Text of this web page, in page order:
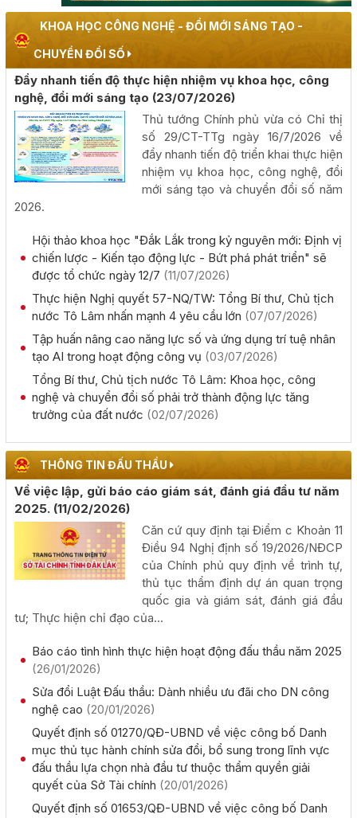
Giới thiệu thông tin về 17 khu đất đấu giá quyền sử dụng
đất trên địa bàn tỉnh Đắk Lắk
(28/07/2026, 00:00)
Thông báo về việc tiếp nhận hồ sơ đề nghị chấp thuận
chủ trương đầu tư dự án: Nhà máy sản xuất viên nén gỗ
xuất khẩu và chế biến lâm sản - Thành Châu Đắk Lắk
(27/07/2026, 00:00)
Đắk Lắk họp báo công bố 17 hoạt động đặc sắc của Lễ
hội Sầu riêng năm 2026
(06/08/2026, 00:00)
Tập huấn diễn tập khu vực phòng thủ kết hợp phòng
thủ dân sự tỉnh Đắk Lắk
(05/08/2026, 00:00)
Thực hiện quyết liệt các nhiệm vụ phát triển kinh tế - xã
(05/08/2026, 00:00)
Phấn đấu khai thác đồng bộ toàn tuyến cao tốc Khánh
Hòa - Buôn Ma Thuột trong năm 2026
(05/08/2026, 00:00)
Công khai kết quả giải ngân vốn đầu tư công đến hết
(04/08/2026, 00:00)
Chủ tịch UBND tỉnh Đỗ Hữu Huy: Quyết liệt đẩy nhanh
tiến độ giải ngân đầu tư công theo nguyên tắc "6 rõ
(04/08/2026, 00:00)
Rà soát công tác chuẩn bị diễn tập khu vực phòng thủ
kết hợp diễn tập phòng thủ dân sự tỉnh năm 2026
(02/08/2026, 00:00)
KHOA HỌC CÔNG NGHỆ - ĐỔI MỚI SÁNG TẠO -
CHUYỂN ĐỔI SỐ
Đẩy nhanh tiến độ thực hiện nhiệm vụ khoa học, công
nghệ, đổi mới sáng tạo (23/07/2026)
Thủ tướng Chính phủ vừa có Chỉ thị
số 29/CT-TTg ngày 16/7/2026 về
đẩy nhanh tiến độ triển khai thực hiện
nhiệm vụ khoa học, công nghệ, đổi
mới sáng tạo và chuyển đổi số năm
2026.
Hội thảo khoa học "Đắk Lắk trong kỷ nguyên mới: Định vị
chiến lược - Kiến tạo động lực - Bứt phá phát triển" sẽ
được tổ chức ngày 12/7 (11/07/2026)
Thực hiện Nghị quyết 57-NQ/TW: Tổng Bí thư, Chủ tịch
nước Tô Lâm nhấn mạnh 4 yêu cầu lớn (07/07/2026)
Tập huấn nâng cao năng lực số và ứng dụng trí tuệ nhân
tạo AI trong hoạt động công vụ (03/07/2026)
Tổng Bí thư, Chủ tịch nước Tô Lâm: Khoa học, công
nghệ và chuyển đổi số phải trở thành động lực tăng
trưởng của đất nước (02/07/2026)
THÔNG TIN ĐẤU THẦU
Về việc lập, gửi báo cáo giám sát, đánh giá đầu tư năm
2025. (11/02/2026)
Căn cứ quy định tại Điểm c Khoản 11
Điều 94 Nghị định số 19/2026/NĐCP
của Chính phủ quy định về trình tự,
thủ tục thẩm định dự án quan trọng
quốc gia và giám sát, đánh giá đầu
tư; Thực hiện chỉ đạo của...
Báo cáo tình hình thực hiện hoạt động đấu thầu năm 2025
(26/01/2026)
Sửa đổi Luật Đấu thầu: Dành nhiều ưu đãi cho DN công
nghệ cao (20/01/2026)
Quyết định số 01270/QĐ-UBND về việc công bố Danh
mục thủ tục hành chính sửa đổi, bổ sung trong lĩnh vực
đấu thầu lựa chọn nhà đầu tư thuộc thẩm quyền giải
quyết của Sở Tài chính (20/01/2026)
Quyết định số 01653/QĐ-UBND về việc công bố Danh